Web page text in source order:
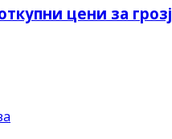
цени за